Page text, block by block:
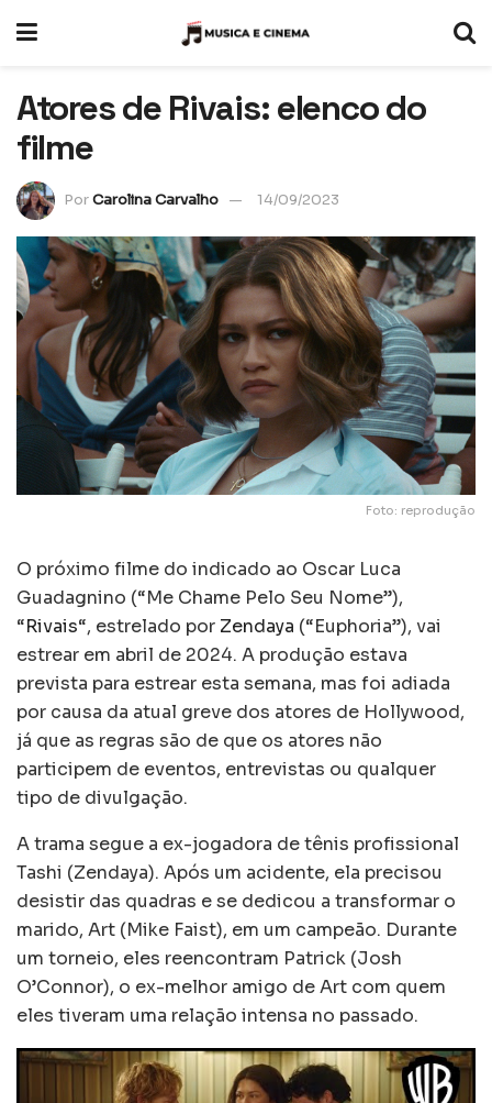
Atores de Rivais: elenco do
filme
PorCarolina Carvalho 14/09/2023
Foto: reprodução
O próximo filme do indicado ao Oscar Luca
Guadagnino (“Me Chame Pelo Seu Nome”),
“Rivais“, estrelado por Zendaya (“Euphoria”), vai
estrear em abril de 2024. A produção estava
prevista para estrear esta semana, mas foi adiada
por causa da atual greve dos atores de Hollywood,
já que as regras são de que os atores não
participem de eventos, entrevistas ou qualquer
tipo de divulgação.
A trama segue a ex-jogadora de tênis profissional
Tashi (Zendaya). Após um acidente, ela precisou
desistir das quadras e se dedicou a transformar o
marido, Art (Mike Faist), em um campeão. Durante
um torneio, eles reencontram Patrick (Josh
O’Connor), o ex-melhor amigo de Art com quem
eles tiveram uma relação intensa no passado.